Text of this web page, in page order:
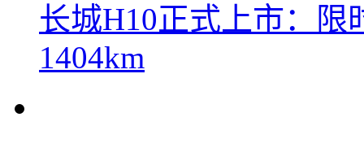
长城H10正式上市：限
1404km